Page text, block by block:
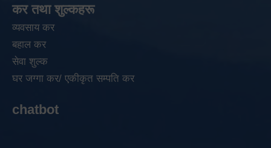
कर तथा शुल्कहरू
व्यवसाय कर
बहाल कर
सेवा शुल्क
घर जग्गा कर/ एकीकृत सम्पति कर
chatbot